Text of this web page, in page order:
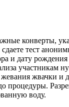
конверты,
тест
и дату
участникам
жвачки и
процедуры.
воду.